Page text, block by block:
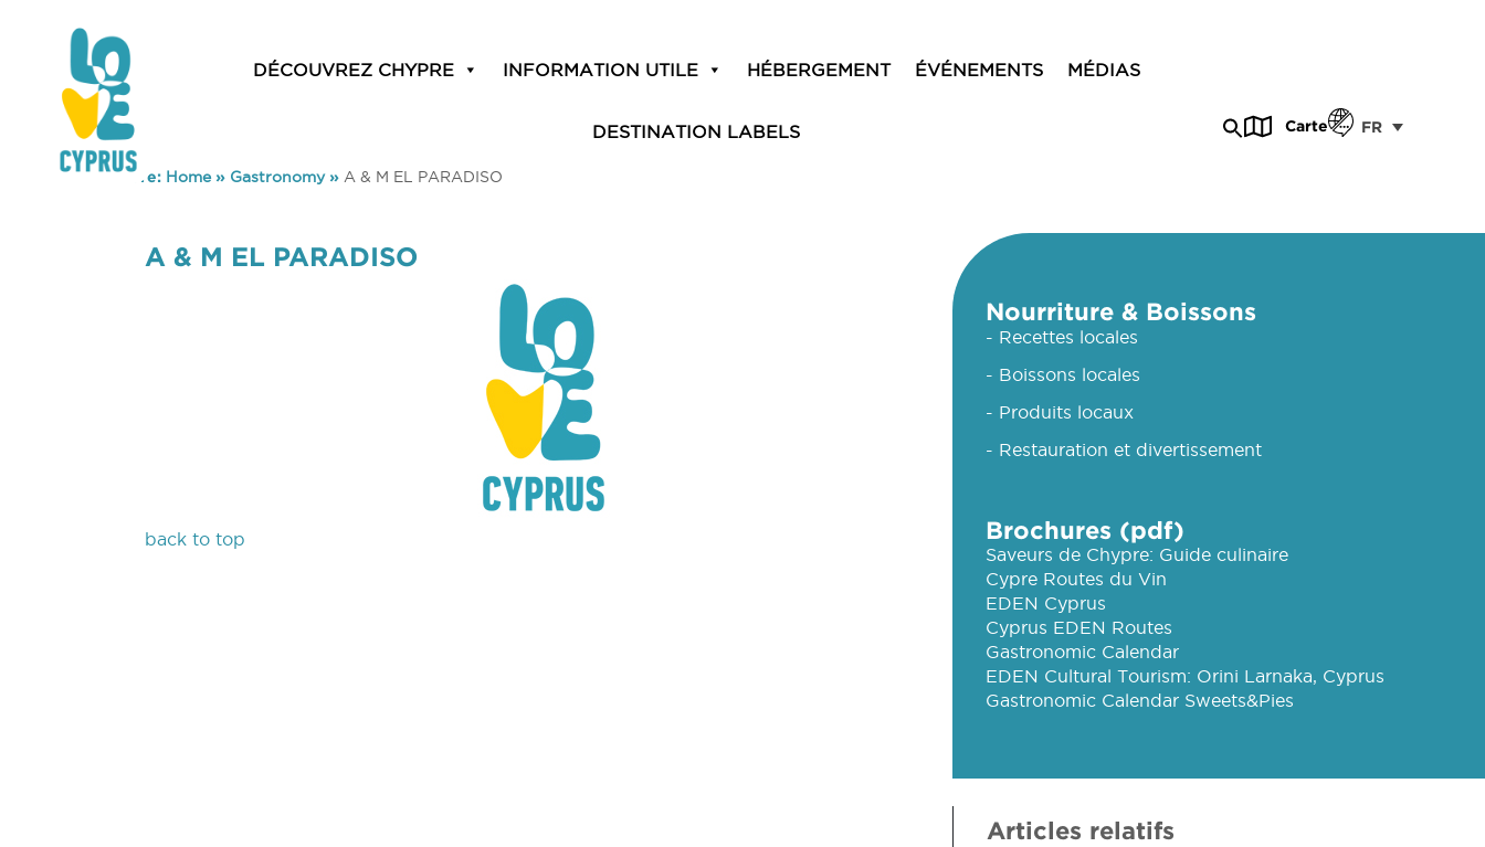
DÉCOUVREZ CHYPRE INFORMATION UTILE HÉBERGEMENT ÉVÉNEMENTS MÉDIAS
DESTINATION LABELS Carte FR
You are here: Home» Gastronomy» A & M EL PARADISO
A & M EL PARADISO
back to top
Nourriture & Boissons
- Recettes locales
- Boissons locales
- Produits locaux
- Restauration et divertissement
Brochures (pdf)
Saveurs de Chypre: Guide culinaire
Cypre Routes du Vin
EDEN Cyprus
Cyprus EDEN Routes
Gastronomic Calendar
EDEN Cultural Tourism: Orini Larnaka, Cyprus
Gastronomic Calendar Sweets&Pies
Articles relatifs